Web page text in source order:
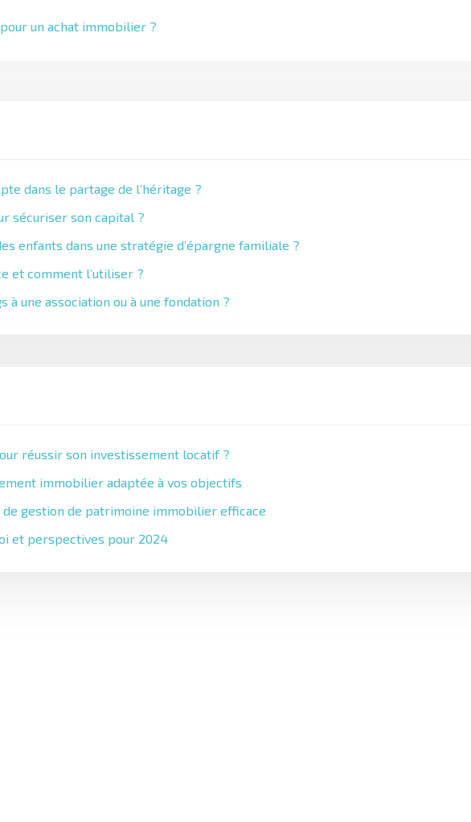
un achat immobilier ?
dans le partage de l’héritage ?
sécuriser son capital ?
enfants dans une stratégie d’épargne familiale ?
et comment l’utiliser ?
à une association ou à une fondation ?
réussir son investissement locatif ?
immobilier adaptée à vos objectifs
gestion de patrimoine immobilier efficace
et perspectives pour 2024